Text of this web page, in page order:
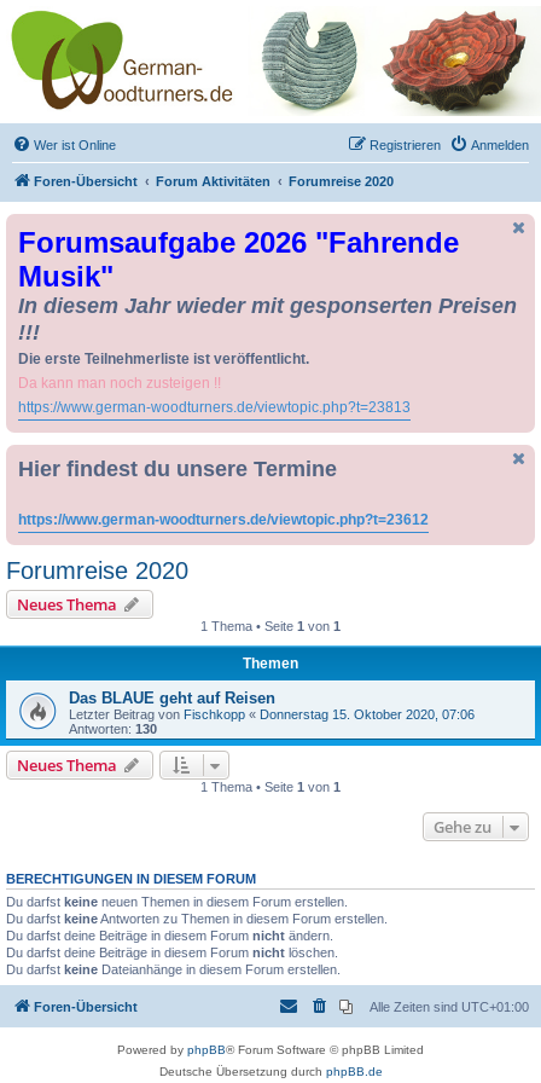
Drechseln und
Kunsthandwerk -
German-Woodturners
*Forum Sauerland*
Der Treffpunkt für Drechsler und Freunde des Kunsthandwerks
Wer ist Online Anmelden
Registrieren
Foren-Übersicht Forum Aktivitäten Forumreise 2020
Forumsaufgabe 2026 "Fahrende
Musik"
In diesem Jahr wieder mit gesponserten Preisen
!!!
Die erste Teilnehmerliste ist veröffentlicht.
Da kann man noch zusteigen !!
https://www.german-woodturners.de/viewtopic.php?t=23813
Hier findest du unsere Termine
https://www.german-woodturners.de/viewtopic.php?t=23612
Forumreise 2020
Neues Thema
1 Thema • Seite 1 von 1
Themen
Das BLAUE geht auf Reisen
Letzter Beitrag von Fischkopp « Donnerstag 15. Oktober 2020, 07:06
Antworten: 130
Neues Thema
1 Thema • Seite 1 von 1
Gehe zu
BERECHTIGUNGEN IN DIESEM FORUM
Du darfst keine neuen Themen in diesem Forum erstellen.
Du darfst keineAntworten zu Themen in diesem Forum erstellen.
Du darfst deine Beiträge in diesem Forum nicht ändern.
Du darfst deine Beiträge in diesem Forum nicht löschen.
Du darfst keine Dateianhänge in diesem Forum erstellen.
Foren-Übersicht Alle Zeiten sind UTC+01:00
Powered by phpBB® Forum Software © phpBB Limited
Deutsche Übersetzung durch phpBB.de